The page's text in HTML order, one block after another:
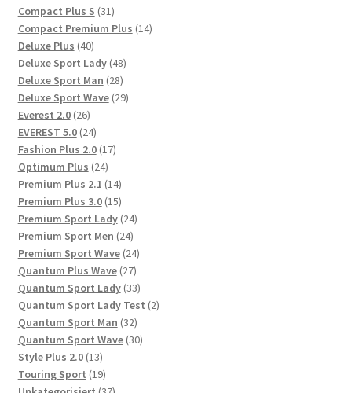
Compact Plus S 3131
Produkte
Compact Premium Plus 1414
Deluxe Plus 4040
Produkte
Deluxe Sport Lady 4848
Produkte
Deluxe Sport Man 2828
Produkte
Deluxe Sport Wave 2929
Everest 2.0 2626
Produkte
EVEREST 5.0 2424
Produkte
Fashion Plus 2.0 1717
Optimum Plus 2424
Produkte
Premium Plus 2.1 1414
Produkte
Premium Plus 3.0 1515
Produkte
Premium Sport Lady 2424
Premium Sport Men 2424
Produkte
Premium Sport Wave 2424
Produkte
Quantum Plus Wave 2727
Produkte
Quantum Sport Lady 3333
Produkte
Quantum Sport Lady Test 22
Quantum Sport Man 3232
Produkte
Quantum Sport Wave 3030
Style Plus 2.0 1313
Produkte
Touring Sport 1919